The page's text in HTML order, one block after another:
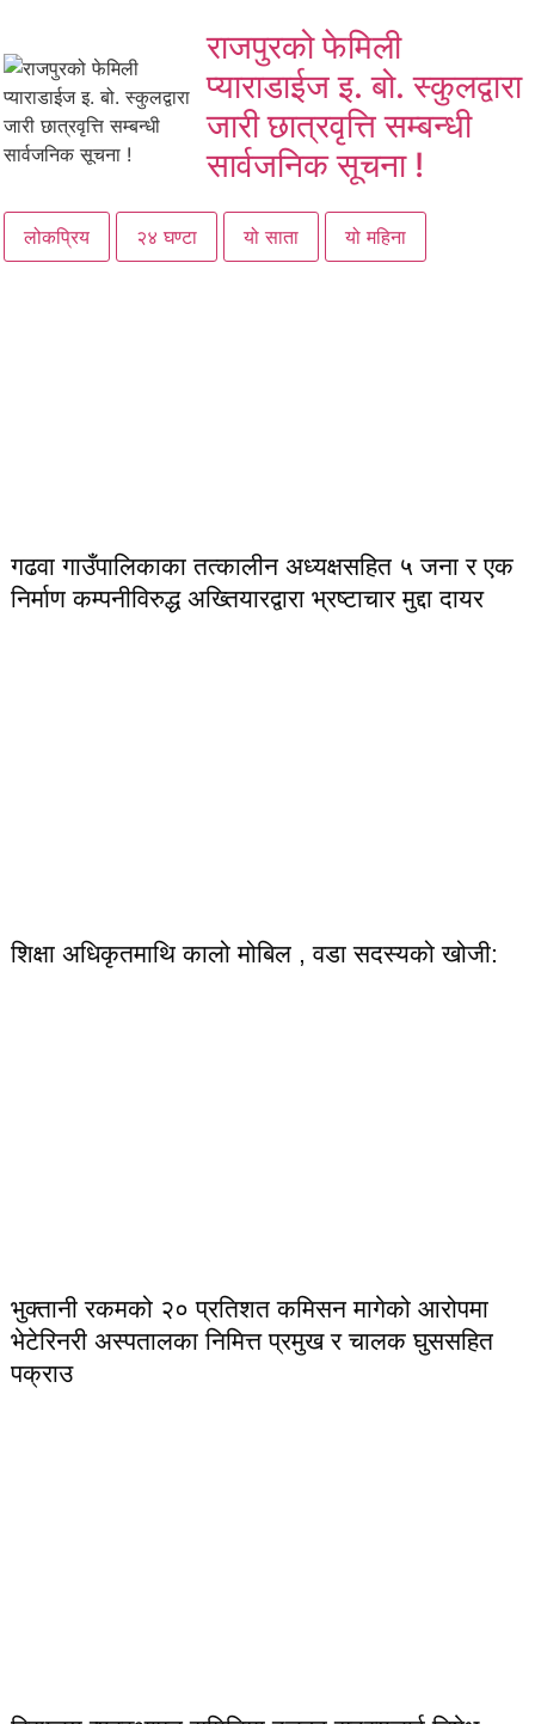
राजपुरको फेमिली
प्याराडाईज इ. बो. स्कुलद्वारा
जारी छात्रवृत्ति सम्बन्धी
सार्वजनिक सूचना !
लोकप्रिय २४ घण्टा यो साता यो महिना
गढवा गाउँपालिकाका तत्कालीन अध्यक्षसहित ५ जना र एक
निर्माण कम्पनीविरुद्ध अख्तियारद्वारा भ्रष्टाचार मुद्दा दायर
शिक्षा अधिकृतमाथि कालो मोबिल , वडा सदस्यको खोजी:
भुक्तानी रकमको २० प्रतिशत कमिसन मागेको आरोपमा
भेटेरिनरी अस्पतालका निमित्त प्रमुख र चालक घुससहित
पक्राउ